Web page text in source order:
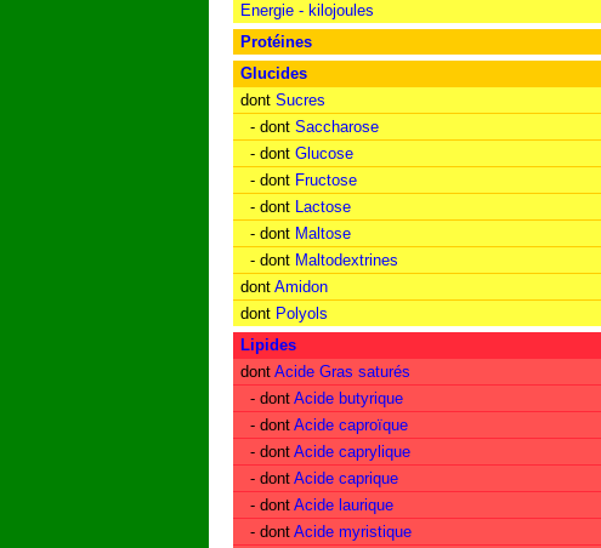
Energie - kilojoules
Protéines
Glucides
dont Sucres
- dont Saccharose
- dont Glucose
- dont Fructose
- dont Lactose
- dont Maltose
- dont Maltodextrines
dont Amidon
dont Polyols
Lipides
dont Acide Gras saturés
- dont Acide butyrique
- dont Acide caproïque
- dont Acide caprylique
- dont Acide caprique
- dont Acide laurique
- dont Acide myristique